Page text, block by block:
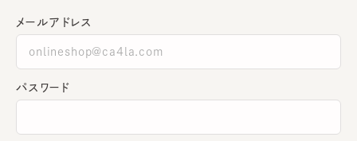
メールアドレス
パスワード